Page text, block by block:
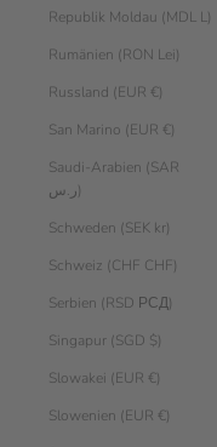
Republik Moldau (MDL L)
Rumänien (RON Lei)
Russland (EUR €)
San Marino (EUR €)
Saudi-Arabien (SAR
ر.س)
Schweden (SEK kr)
Schweiz (CHF CHF)
Serbien (RSD РСД)
Singapur (SGD $)
Slowakei (EUR €)
Slowenien (EUR €)